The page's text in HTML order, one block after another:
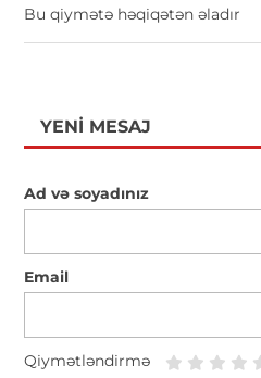
Bu qiymətə həqiqətən əladır
YENI MESAJ
Ad və soyadınız
Email
Qiymətləndirmə